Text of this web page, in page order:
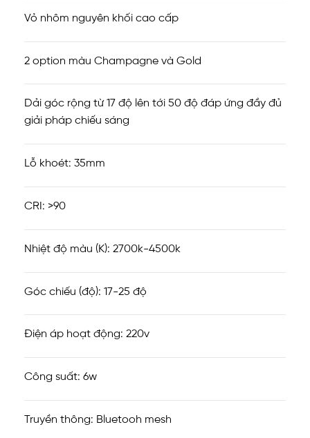
Vỏ nhôm nguyên khối cao cấp
2 option màu Champagne và Gold
Dải góc rộng từ 17 độ lên tới 50 độ đáp ứng đầy đủ
giải pháp chiếu sáng
Lỗ khoét: 35mm
CRI: >90
Nhiệt độ màu (K): 2700k-4500k
Góc chiếu (độ): 17-25 độ
Điện áp hoạt động: 220v
Công suất: 6w
Truyền thông: Bluetooh mesh